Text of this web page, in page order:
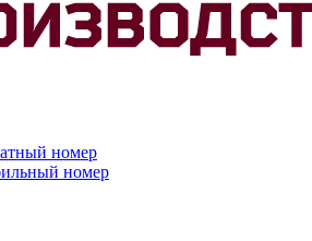
номер
номер